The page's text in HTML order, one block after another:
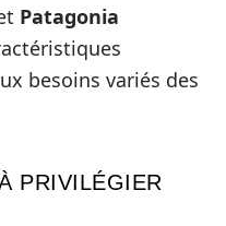
Patagonia
besoins variés des
PRIVILÉGIER